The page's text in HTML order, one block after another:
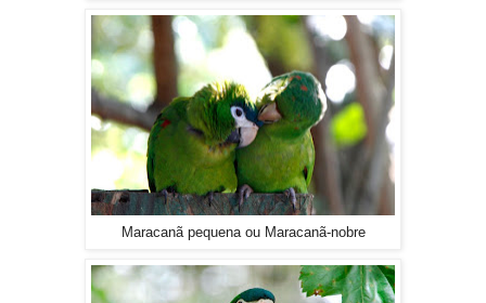
Maracanã pequena ou Maracanã-nobre